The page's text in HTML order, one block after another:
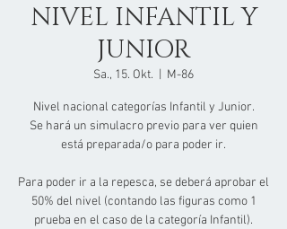
NIVEL INFANTIL Y
JUNIOR
Sa., 15. Okt. M-86
Nivel nacional categorías Infantil y Junior.
Se hará un simulacro previo para ver quien
está preparada/o para poder ir.
Para poder ir a la repesca, se deberá aprobar el
50% del nivel (contando las figuras como 1
prueba en el caso de la categoría Infantil).